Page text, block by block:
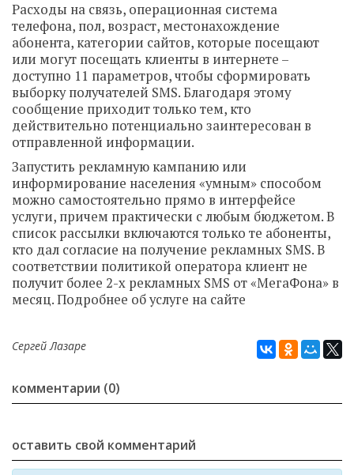
Расходы на связь, операционная система
телефона, пол, возраст, местонахождение
абонента, категории сайтов, которые посещают
или могут посещать клиенты в интернете –
доступно 11 параметров, чтобы сформировать
выборку получателей SMS. Благодаря этому
сообщение приходит только тем, кто
действительно потенциально заинтересован в
отправленной информации.
Запустить рекламную кампанию или
информирование населения «умным» способом
можно самостоятельно прямо в интерфейсе
услуги, причем практически с любым бюджетом. В
список рассылки включаются только те абоненты,
кто дал согласие на получение рекламных SMS. В
соответствии политикой оператора клиент не
получит более 2-х рекламных SMS от «МегаФона» в
месяц. Подробнее об услуге на сайте
Сергей Лазаре
комментарии (0)
оставить свой комментарий